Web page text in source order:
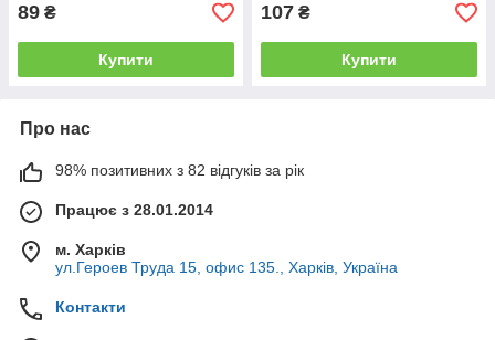
89 ₴
Купити
107 ₴
Купити
Про нас
98% позитивних з 82 відгуків за рік
Працює з 28.01.2014
м. Харків
ул.Героев Труда 15, офис 135., Харків, Україна
Контакти